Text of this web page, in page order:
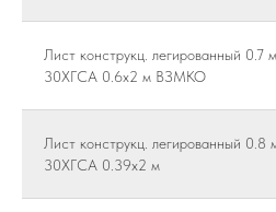
Лист конструкц. легированный 0.7
30ХГСА 0.6х2 м ВЗМКО
Лист конструкц. легированный 0.8
30ХГСА 0.39х2 м